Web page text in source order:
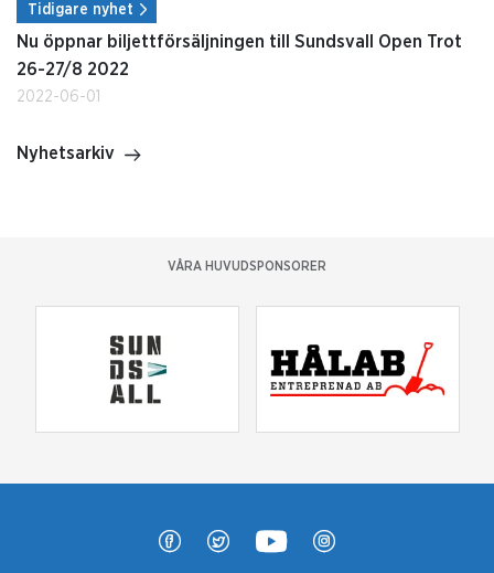
Tidigare nyhet
Nu öppnar biljettförsäljningen till Sundsvall Open Trot
26-27/8 2022
2022-06-01
Nyhetsarkiv
VÅRA HUVUDSPONSORER